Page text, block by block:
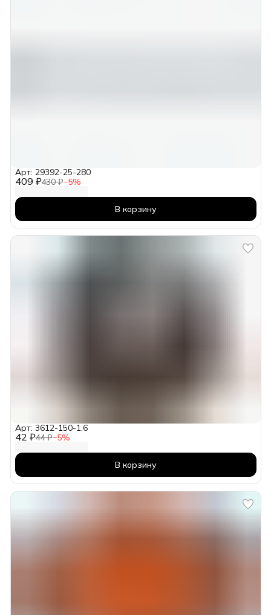
409 ₽430 ₽−5%
Арт: 29392-25-280
В корзину
42 ₽44 ₽−5%
Арт: 3612-150-1.6
В корзину